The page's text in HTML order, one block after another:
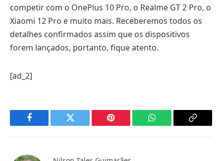
competir com o OnePlus 10 Pro, o Realme GT 2 Pro, o
Xiaomi 12 Pro e muito mais. Receberemos todos os
detalhes confirmados assim que os dispositivos
forem lançados, portanto, fique atento.
[ad_2]
Facebook Twitter Pinterest WhatsApp Copy